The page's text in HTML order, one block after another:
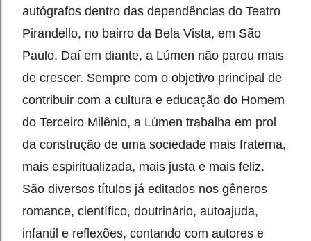
autógrafos dentro das dependências do Teatro
Pirandello, no bairro da Bela Vista, em São
Paulo. Daí em diante, a Lúmen não parou mais
de crescer. Sempre com o objetivo principal de
contribuir com a cultura e educação do Homem
do Terceiro Milênio, a Lúmen trabalha em prol
da construção de uma sociedade mais fraterna,
mais espiritualizada, mais justa e mais feliz.
São diversos títulos já editados nos gêneros
romance, científico, doutrinário, autoajuda,
infantil e reflexões, contando com autores e